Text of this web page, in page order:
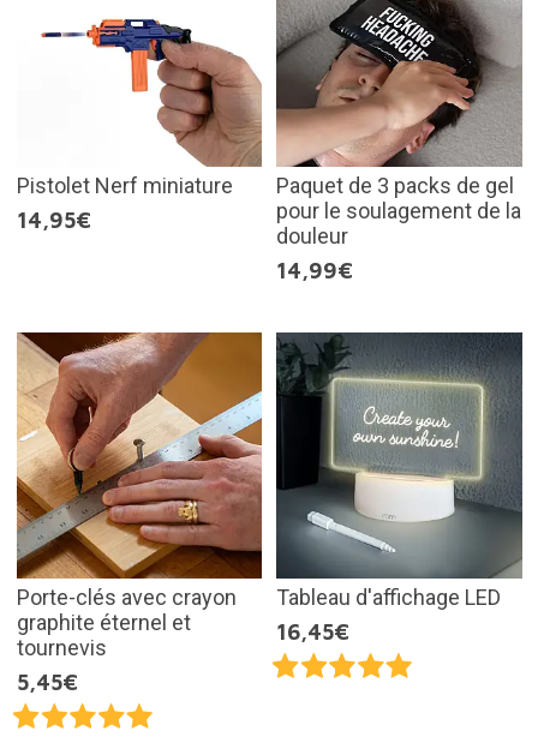
Pistolet Nerf miniature
14,95€
Paquet de 3 packs de gel
pour le soulagement de la
douleur
14,99€
Porte-clés avec crayon
graphite éternel et
tournevis
5,45€
Tableau d'affichage LED
16,45€